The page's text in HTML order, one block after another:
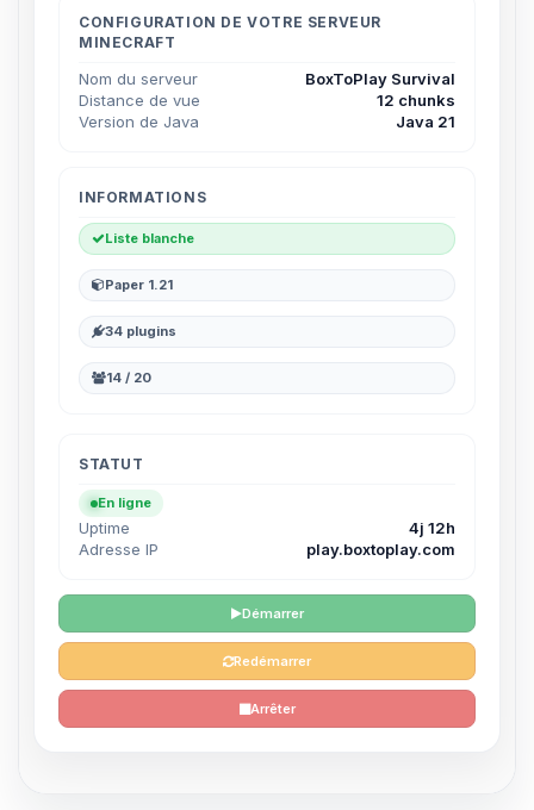
CONFIGURATION DE VOTRE SERVEUR
MINECRAFT
Nom du serveur
BoxToPlay Survival
Distance de vue
12 chunks
Version de Java
Java 21
INFORMATIONS
Liste blanche
Paper 1.21
34 plugins
14 / 20
STATUT
En ligne
Uptime
4j 12h
Adresse IP
play.boxtoplay.com
Démarrer
Redémarrer
Arrêter